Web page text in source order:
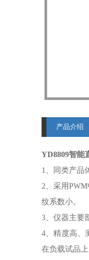
产品介绍
YD8809智能
1、同类产品
2、采用
纹系数小。
3、仪器主
4、精度高、
在负载试品